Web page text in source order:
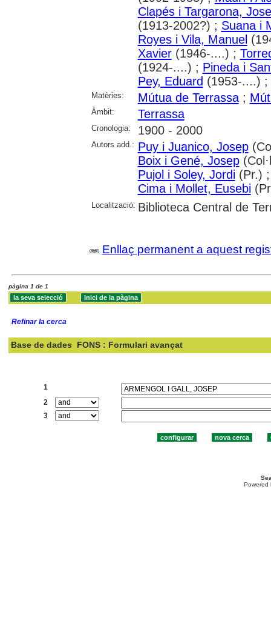
Clapés i Targarona,
(1913-2002?) ; Suana i
Royes i Vila, Manuel
Xavier(1946-....) ;
(1924-....) ; Pineda i
Pey, Eduard (1953-....) ;
Matèries: Mútua de Terrassa;
Àmbit: Terrassa
Cronologia: 1900 - 2000
Autors add.: Puy i Juanico, Josep
Boix i Gené, Josep
Pujol i Soley, Jordi(Pr.)
Cima i Mollet, Eusebi
Localització: Biblioteca Central de
Enllaç permanent a aquest
pàgina 1 de 1
Refinar la cerca
Base de dades FONS : Formulari avançat
1
2
3
Powered